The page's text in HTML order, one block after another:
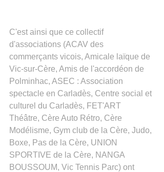
C'est ainsi que ce collectif
d'associations (ACAV des
commerçants vicois, Amicale laïque de
Vic-sur-Cère, Amis de l'accordéon de
Polminhac, ASEC : Association
spectacle en Carladès, Centre social et
culturel du Carladès, FET'ART
Théâtre, Cère Auto Rétro, Cère
Modélisme, Gym club de la Cère, Judo,
Boxe, Pas de la Cère, UNION
SPORTIVE de la Cère, NANGA
BOUSSOUM, Vic Tennis Parc) ont